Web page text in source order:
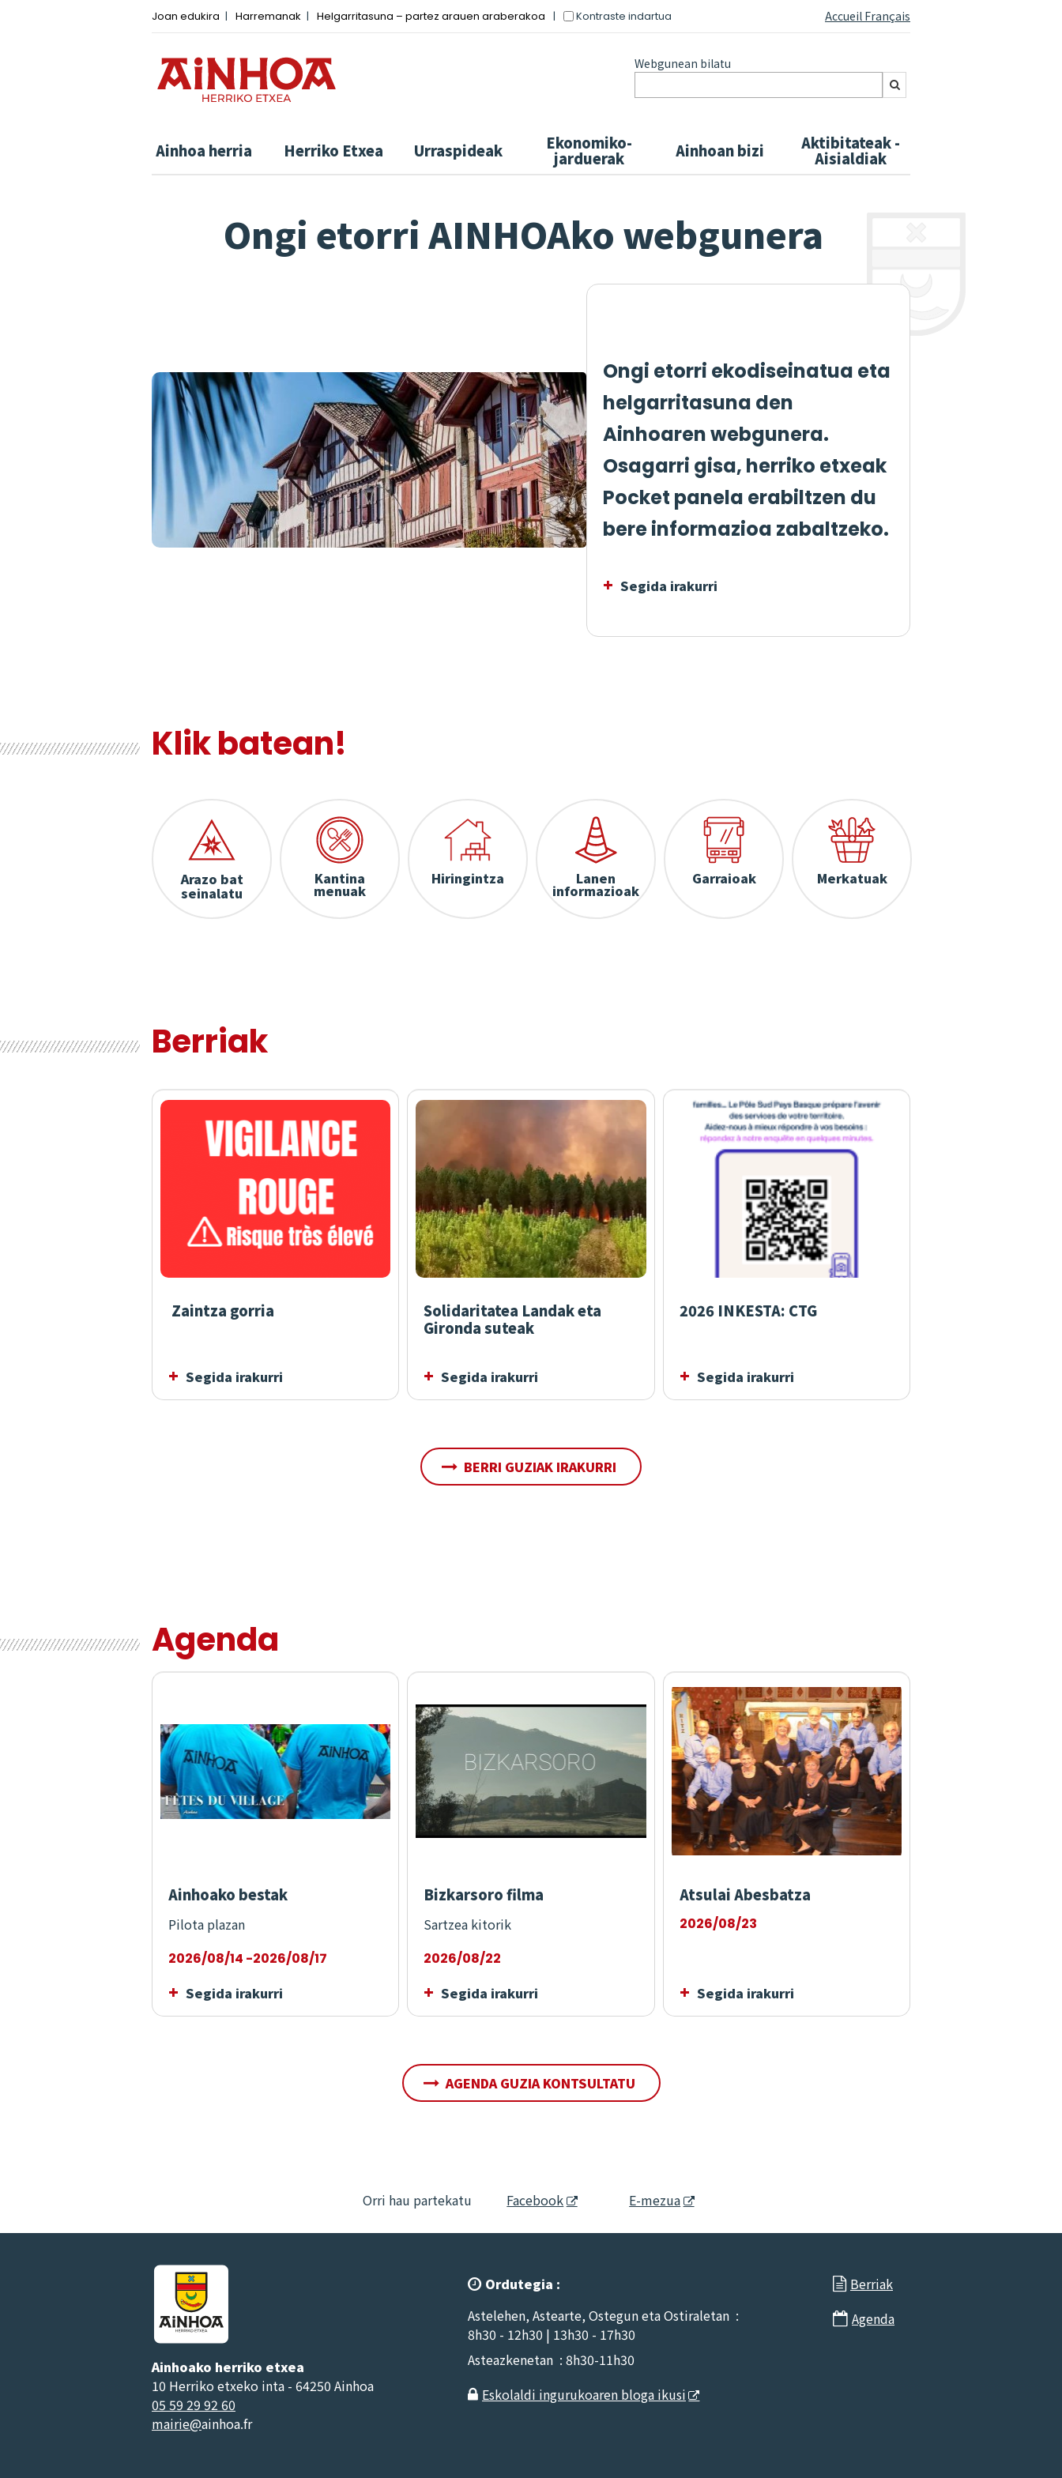
Joan edukira Harremanak Helgarritasuna – partez arauen araberakoa Kontraste indartua Accueil Français
Webgunean bilatu
Ainhoa ​​herria Herriko Etxea Urraspideak Ekonomiko-
jarduerak Ainhoan bizi Aktibitateak -
Aisialdiak
Ongi etorri AINHOAko webgunera
Ongi etorri ekodiseinatua eta
helgarritasuna den
Ainhoaren webgunera.
Osagarri gisa, herriko etxeak
Pocket panela erabiltzen du
bere informazioa zabaltzeko.
Segida irakurri
Klik batean!
Arazo bat
seinalatu
Kantina
menuak
Hiringintza Lanen
informazioak
Garraioak Merkatuak
Berriak
Zaintza gorria
Segida irakurri
Solidaritatea Landak eta
Gironda suteak
Segida irakurri
2026 INKESTA: CTG
Segida irakurri
BERRI GUZIAK IRAKURRI
Agenda
Ainhoako bestak
Pilota plazan
2026/08/14 -2026/08/17
Segida irakurri
Bizkarsoro filma
Sartzea kitorik
2026/08/22
Segida irakurri
Atsulai Abesbatza
2026/08/23
Segida irakurri
AGENDA GUZIA KONTSULTATU
Orri hau partekatu Facebook E-mezua
Ainhoako herriko etxea
10 Herriko etxeko inta - 64250 Ainhoa
05 59 29 92 60
mairie@ainhoa.fr
 Ordutegia :
Astelehen, Astearte, Ostegun eta Ostiraletan :
8h30 - 12h30 | 13h30 - 17h30
Asteazkenetan : 8h30-11h30
 Eskolaldi ingurukoaren bloga ikusi
 Berriak
 Agenda